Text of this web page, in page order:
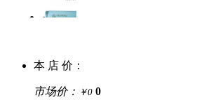
本 店 价：
市场价： ￥0 0